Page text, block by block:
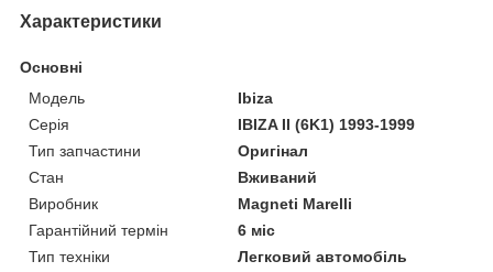
Характеристики
Основні
Модель
Ibiza
Серія
IBIZA II (6K1) 1993-1999
Тип запчастини
Оригінал
Стан
Вживаний
Виробник
Magneti Marelli
Гарантійний термін
6 міс
Тип техніки
Легковий автомобіль